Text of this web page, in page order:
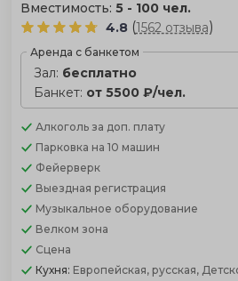
Вместимость: 5 - 100 чел.
4.8 (1562 отзыва)
Аренда с банкетом
Зал: бесплатно
Банкет: от 5500 ₽/чел.
Алкоголь за доп. плату
Парковка на 10 машин
Фейерверк
Выездная регистрация
Музыкальное оборудование
Велком зона
Сцена
Кухня: Европейская, русская,